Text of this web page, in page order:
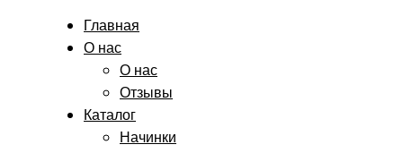
Главная
О нас
О нас
Отзывы
Каталог
Начинки